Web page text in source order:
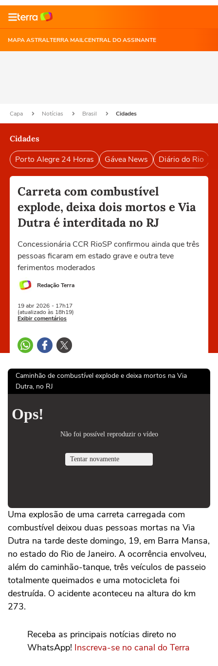
MAPA ASTRALTERRA MAILCENTRAL DO ASSINANTE
Capa Notícias Brasil Cidades
Cidades
Porto Alegre 24 Horas Gávea News Diário do Rio
Carreta com combustível
explode, deixa dois mortos e Via
Dutra é interditada no RJ
Concessionária CCR RioSP confirmou ainda que três
pessoas ficaram em estado grave e outra teve
ferimentos moderados
Redação Terra
19 abr 2026 - 17h17
(atualizado às 18h19)
Exibir comentários
Caminhão de combustível explode e deixa mortos na Via
Dutra, no RJ
Uma explosão de uma carreta carregada com
combustível deixou duas pessoas mortas na Via
Dutra na tarde deste domingo, 19, em Barra Mansa,
no estado do Rio de Janeiro. A ocorrência envolveu,
além do caminhão-tanque, três veículos de passeio
totalmente queimados e uma motocicleta foi
destruída. O acidente aconteceu na altura do km
273.
Receba as principais notícias direto no
WhatsApp! Inscreva-se no canal do Terra